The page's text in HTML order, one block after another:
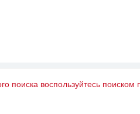
поиска воспользуйтесь